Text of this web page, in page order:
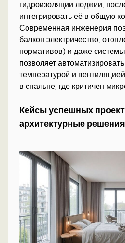
гидроизоляции лоджии,
интегрировать её в общую
Современная инженерия
балкон электричество,
нормативов) и даже
позволяет
температурой и
в спальне, где критичен
Кейсы успешных
архитектурные решения